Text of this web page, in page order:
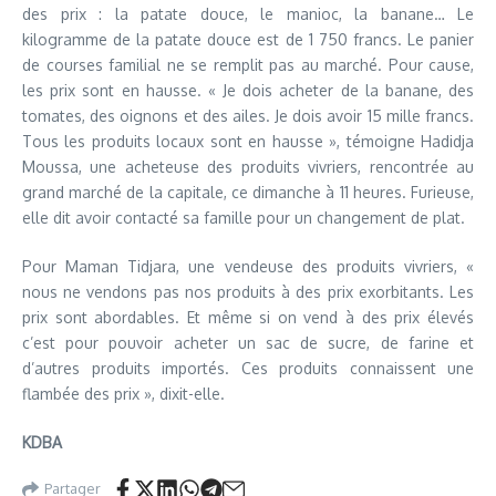
des prix : la patate douce, le manioc, la banane… Le
kilogramme de la patate douce est de 1 750 francs. Le panier
de courses familial ne se remplit pas au marché. Pour cause,
les prix sont en hausse. « Je dois acheter de la banane, des
tomates, des oignons et des ailes. Je dois avoir 15 mille francs.
Tous les produits locaux sont en hausse », témoigne Hadidja
Moussa, une acheteuse des produits vivriers, rencontrée au
grand marché de la capitale, ce dimanche à 11 heures. Furieuse,
elle dit avoir contacté sa famille pour un changement de plat.
Pour Maman Tidjara, une vendeuse des produits vivriers, «
nous ne vendons pas nos produits à des prix exorbitants. Les
prix sont abordables. Et même si on vend à des prix élevés
c’est pour pouvoir acheter un sac de sucre, de farine et
d’autres produits importés. Ces produits connaissent une
flambée des prix », dixit-elle.
KDBA
Partager